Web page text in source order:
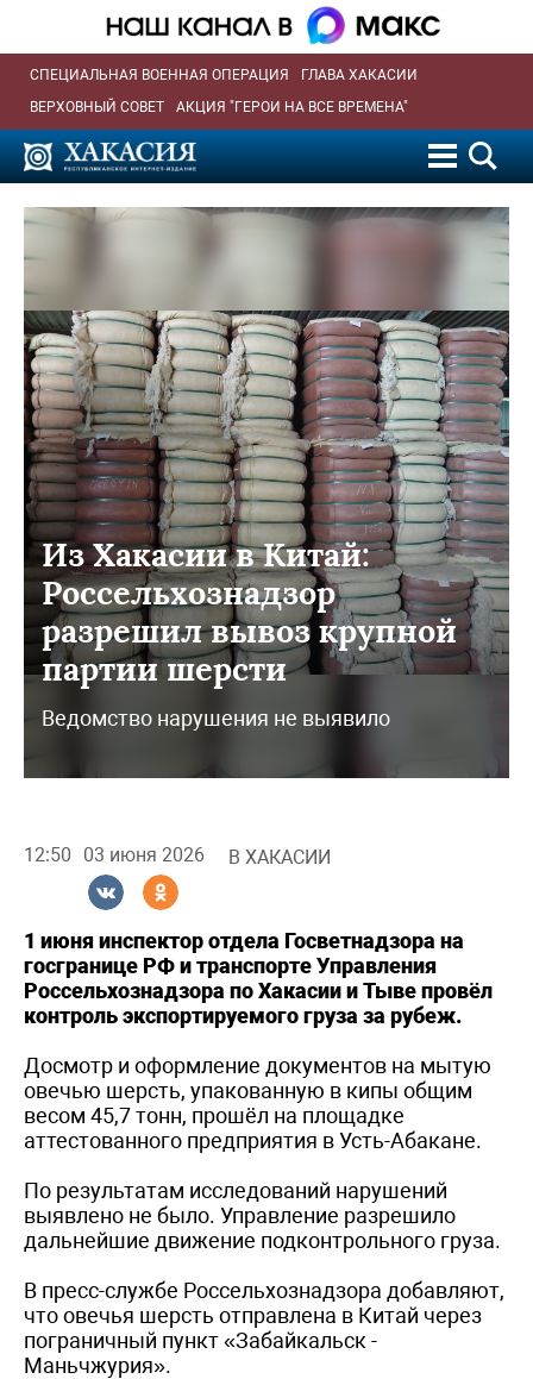
СПЕЦИАЛЬНАЯ ВОЕННАЯ ОПЕРАЦИЯ
ГЛАВА ХАКАСИИ
ВЕРХОВНЫЙ СОВЕТ
АКЦИЯ "ГЕРОИ НА ВСЕ ВРЕМЕНА"
Из Хакасии в Китай:
Россельхознадзор
разрешил вывоз крупной
партии шерсти
Ведомство нарушения не выявило
12:50 03 июня 2026 В ХАКАСИИ
1 июня инспектор отдела Госветнадзора на
госгранице РФ и транспорте Управления
Россельхознадзора по Хакасии и Тыве провёл
контроль экспортируемого груза за рубеж.
Досмотр и оформление документов на мытую
овечью шерсть, упакованную в кипы общим
весом 45,7 тонн, прошёл на площадке
аттестованного предприятия в Усть-Абакане.
По результатам исследований нарушений
выявлено не было. Управление разрешило
дальнейшие движение подконтрольного груза.
В пресс-службе Россельхознадзора добавляют,
что овечья шерсть отправлена в Китай через
пограничный пункт «Забайкальск -
Маньчжурия».